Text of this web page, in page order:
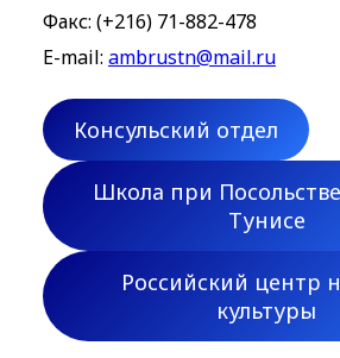
Факс: (+216) 71-882-478
E-mail: ambrustn@mail.ru
Консульский отдел
Школа при
Тунисе
Российский центр
культуры